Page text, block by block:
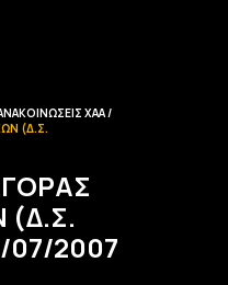
ΧΑΑ
(Δ.Σ.
(Δ.Σ.
07/2007